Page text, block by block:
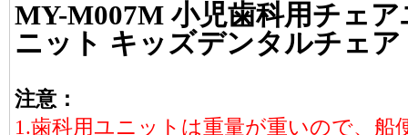
MY-M007M 小児歯科用チェ
ニット キッズデンタルチェア
注意：
1.歯科用ユニットは重量が重いので、